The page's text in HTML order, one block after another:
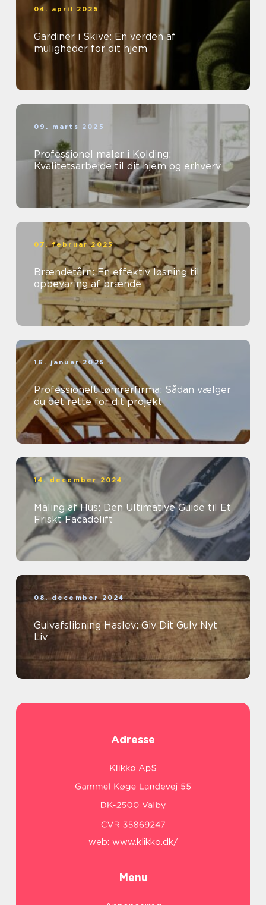
04. april 2025
Gardiner i Skive: En verden af
muligheder for dit hjem
09. marts 2025
Professionel maler i Kolding:
Kvalitetsarbejde til dit hjem og erhverv
07. februar 2025
Brændetårn: En effektiv løsning til
opbevaring af brænde
16. januar 2025
Professionelt tømrerfirma: Sådan vælger
du det rette for dit projekt
14. december 2024
Maling af Hus: Den Ultimative Guide til Et
Friskt Facadelift
08. december 2024
Gulvafslibning Haslev: Giv Dit Gulv Nyt
Liv
Adresse
web: www.klikko.dk/
Menu